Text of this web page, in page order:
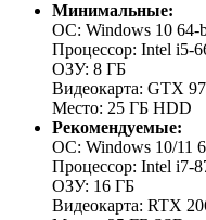
Минимальные:
ОС: Windows 10 64-
Процессор: Intel i5-
ОЗУ: 8 ГБ
Видеокарта: GTX
Место: 25 ГБ HDD
Рекомендуемые:
ОС: Windows 10/11
Процессор: Intel i7-
ОЗУ: 16 ГБ
Видеокарта: RTX